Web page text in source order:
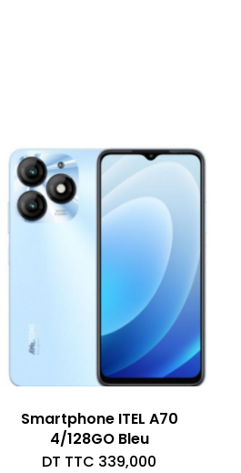
Smartphone ITEL A70
4/128GO Bleu
DT TTC 339,000